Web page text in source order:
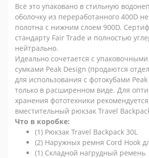
Всё это упаковано в стильную
оболочку из переработанного 400D
полотна с нижним слоем 900D.
стандарту Fair Trade и полностью
нейтрально.
Идеально сочетается с
сумками Peak Design (продаются
для использования с фотокубами
только в расширенном виде. Для
хранения фототехники
вместительный рюкзак Travel
Что в коробке:
(1) Рюкзак Travel Backpack 30L
(2) Наружных ремня Cord Hook
(1) Складной нагрудный ремень